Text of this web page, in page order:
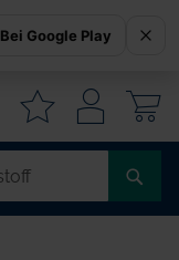
Bei Google Play